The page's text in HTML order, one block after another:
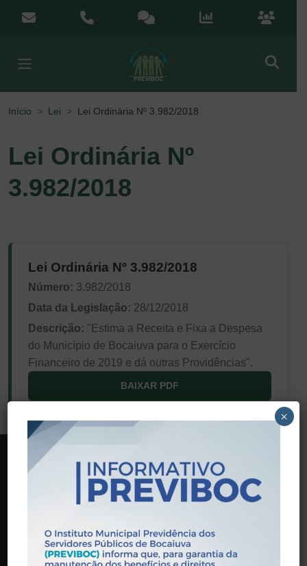
Menu de Acesso Rápido
contato@previboc.mg.gov.br
(38) 3251-5601Ouvidoria Portal da Portal do
Início Lei Lei Ordinária Nº 3.982/2018
Lei Ordinária Nº
3.982/2018
Lei Ordinária Nº 3.982/2018
Número: 3.982/2018
Data da Legislação: 28/12/2018
Descrição: "Estima a Receita e Fixa a Despesa
do Município de Bocaiuva para o Exercício
Financeiro de 2019 e dá outras Providências".
BAIXAR PDF
PREVIBOC
Praça Wandick Dumont, 146 - Centro, Bocaiúva - MG,
(38) 3251-5601
×